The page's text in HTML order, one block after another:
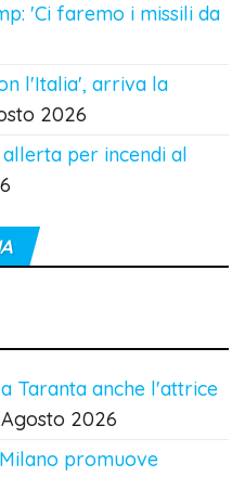
'Ci faremo i missili da
l'Italia', arriva la
2026
per incendi al
Taranta anche l'attrice
2026
promuove